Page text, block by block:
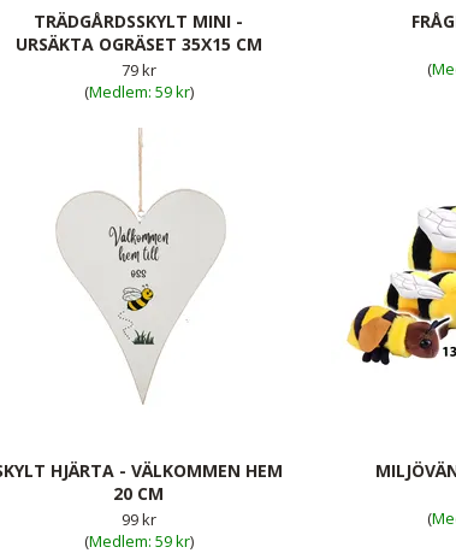
TRÄDGÅRDSSKYLT MINI -
URSÄKTA OGRÄSET 35X15 CM
79 kr
(
59 kr)
(
HJÄRTA - VÄLKOMMEN HEM
20 CM
99 kr
(
59 kr)
(